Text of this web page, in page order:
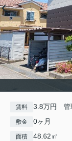
賃料 3.8万円 管
敷金 0ヶ月
面積 48.62㎡